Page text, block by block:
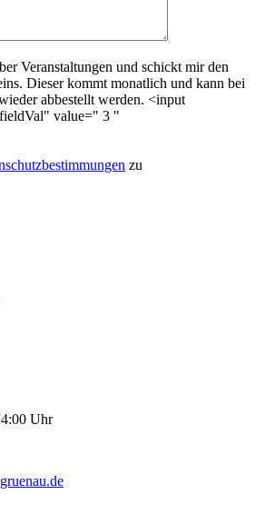
Veranstaltungen und schickt mir den
Dieser kommt monatlich und kann bei
abbestellt werden. <input
value=" 3 "
zu
Uhr